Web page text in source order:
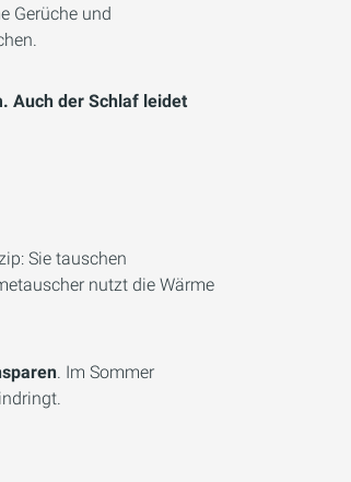
Gerüche und
Auch der Schlaf leidet
Sie tauschen
nutzt die Wärme
. Im Sommer